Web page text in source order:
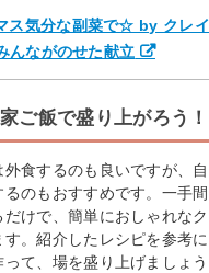
ス気分な副菜で☆ by クレ
んながのせた献立
ご飯で盛り上がろう！
食するのも良いですが、
のもおすすめです。一手
けで、簡単におしゃれな
。紹介したレシピを参考
て、場を盛り上げましょう